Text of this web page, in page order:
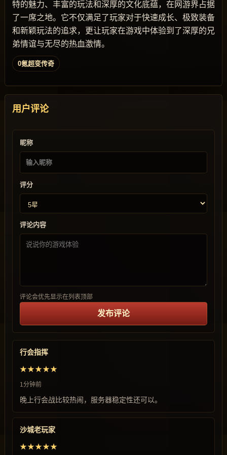
特的魅力、丰富的玩法和深厚的文化底蕴，在网游界占据
了一席之地。它不仅满足了玩家对于快速成长、极致装备
和新颖玩法的追求，更让玩家在游戏中体验到了深厚的兄
弟情谊与无尽的热血激情。
0氪超变传奇
用户评论
昵称
评分
评论内容
评论会优先显示在列表顶部
发布评论
行会指挥
★★★★★
1分钟前
晚上行会战比较热闹，服务器稳定性还可以。
沙城老玩家
★★★★★